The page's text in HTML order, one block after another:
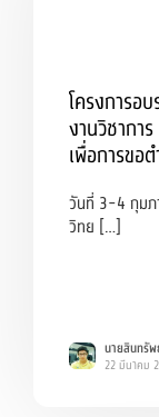
โครงการอ
งานวิชากา
เพื่อการขอ
วันที่ 3-4 กุม
วิทย […]
นายสินทรั
22 มีนาคม